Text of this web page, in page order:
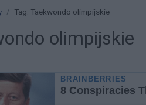
Tag: Taekwondo olimpijskie
olimpijskie